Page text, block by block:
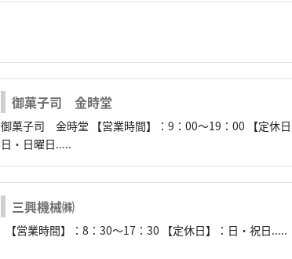
御菓子司 金時堂
御菓子司 金時堂 【営業時間】：9：00～19：00 【定休
日・日曜日.....
三興機械㈱
【営業時間】：8：30～17：30 【定休日】：日・祝日.....